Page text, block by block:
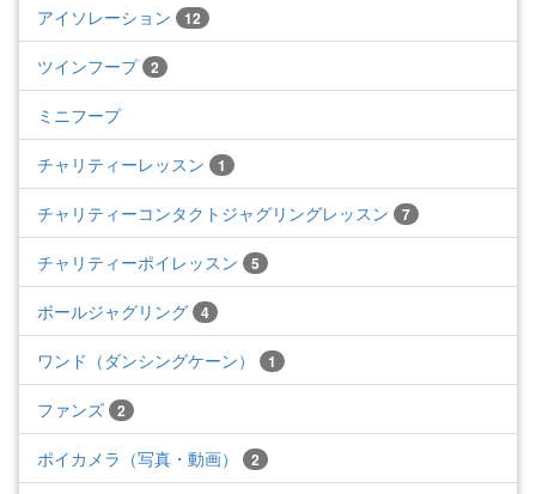
アイソレーション 12
ツインフープ 2
ミニフープ
チャリティーレッスン 1
チャリティーコンタクトジャグリングレッスン 7
チャリティーポイレッスン 5
ボールジャグリング 4
ワンド（ダンシングケーン） 1
ファンズ 2
ポイカメラ（写真・動画） 2